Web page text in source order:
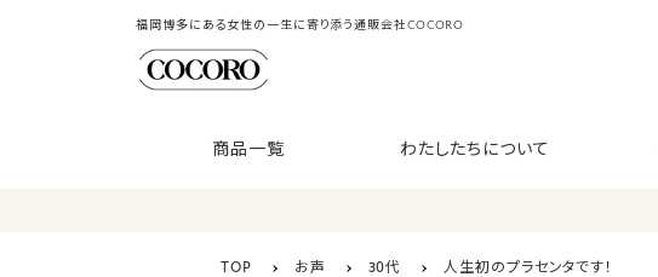
福岡博多にある女性の一生に寄り添う通販会社COCORO
商品一覧 わたしたちについて
TOP お声 30代 人生初のプラセンタです！